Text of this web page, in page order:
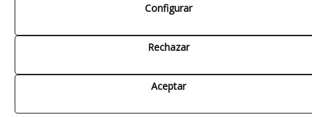
Agencia del Programa LIFE / EASME no son responsables del uso que pueda
Configurar
Rechazar
Aceptar